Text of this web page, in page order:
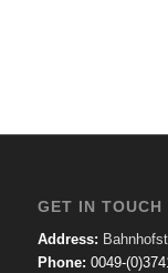
GET IN TOUCH
Address:
Phone: 0049-